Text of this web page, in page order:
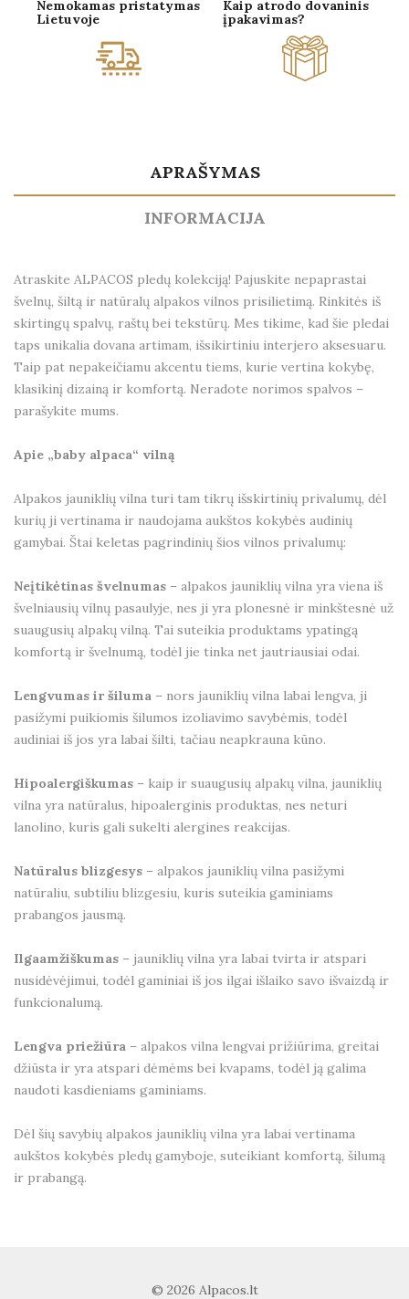
Nemokamas pristatymas
Lietuvoje
Kaip atrodo dovaninis
įpakavimas?
APRAŠYMAS
INFORMACIJA
Atraskite ALPACOS pledų kolekciją! Pajuskite nepaprastai
švelnų, šiltą ir natūralų alpakos vilnos prisilietimą. Rinkitės iš
skirtingų spalvų, raštų bei tekstūrų. Mes tikime, kad šie pledai
taps unikalia dovana artimam, išsikirtiniu interjero aksesuaru.
Taip pat nepakeičiamu akcentu tiems, kurie vertina kokybę,
klasikinį dizainą ir komfortą. Neradote norimos spalvos –
parašykite mums.
Apie „baby alpaca“ vilną
Alpakos jauniklių vilna turi tam tikrų išskirtinių privalumų, dėl
kurių ji vertinama ir naudojama aukštos kokybės audinių
gamybai. Štai keletas pagrindinių šios vilnos privalumų:
Neįtikėtinas švelnumas – alpakos jauniklių vilna yra viena iš
švelniausių vilnų pasaulyje, nes ji yra plonesnė ir minkštesnė už
suaugusių alpakų vilną. Tai suteikia produktams ypatingą
komfortą ir švelnumą, todėl jie tinka net jautriausiai odai.
Lengvumas ir šiluma – nors jauniklių vilna labai lengva, ji
pasižymi puikiomis šilumos izoliavimo savybėmis, todėl
audiniai iš jos yra labai šilti, tačiau neapkrauna kūno.
Hipoalergiškumas – kaip ir suaugusių alpakų vilna, jauniklių
vilna yra natūralus, hipoalerginis produktas, nes neturi
lanolino, kuris gali sukelti alergines reakcijas.
Natūralus blizgesys – alpakos jauniklių vilna pasižymi
natūraliu, subtiliu blizgesiu, kuris suteikia gaminiams
prabangos jausmą.
Ilgaamžiškumas – jauniklių vilna yra labai tvirta ir atspari
nusidėvėjimui, todėl gaminiai iš jos ilgai išlaiko savo išvaizdą ir
funkcionalumą.
Lengva priežiūra – alpakos vilna lengvai prižiūrima, greitai
džiūsta ir yra atspari dėmėms bei kvapams, todėl ją galima
naudoti kasdieniams gaminiams.
Dėl šių savybių alpakos jauniklių vilna yra labai vertinama
aukštos kokybės pledų gamyboje, suteikiant komfortą, šilumą
ir prabangą.
© 2026 Alpacos.lt